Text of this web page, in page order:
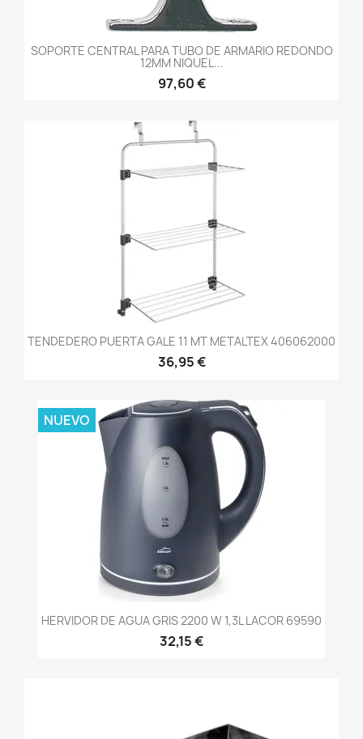
SOPORTE CENTRAL PARA TUBO DE ARMARIO REDONDO
12MM NIQUEL...
97,60 €
TENDEDERO PUERTA GALE 11 MT METALTEX 406062000
36,95 €
HERVIDOR DE AGUA GRIS 2200 W 1,3L LACOR 69590
32,15 €
NUEVO